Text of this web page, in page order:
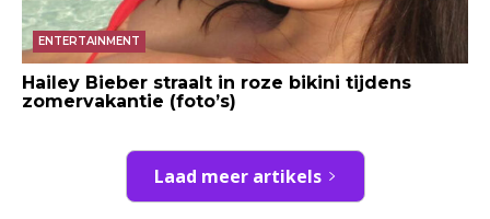
ENTERTAINMENT
Hailey Bieber straalt in roze bikini tijdens
zomervakantie (foto’s)
Laad meer artikels